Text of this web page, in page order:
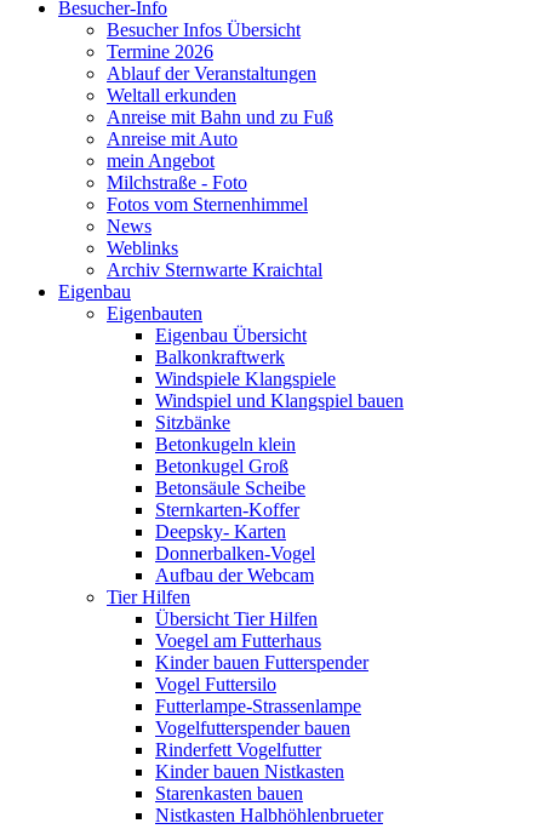
Besucher-Info
Besucher Infos Übersicht
Termine 2026
Ablauf der Veranstaltungen
Weltall erkunden
Anreise mit Bahn und zu Fuß
Anreise mit Auto
mein Angebot
Milchstraße - Foto
Fotos vom Sternenhimmel
News
Weblinks
Archiv Sternwarte Kraichtal
Eigenbau
Eigenbauten
Eigenbau Übersicht
Balkonkraftwerk
Windspiele Klangspiele
Windspiel und Klangspiel bauen
Sitzbänke
Betonkugeln klein
Betonkugel Groß
Betonsäule Scheibe
Sternkarten-Koffer
Deepsky- Karten
Donnerbalken-Vogel
Aufbau der Webcam
Tier Hilfen
Übersicht Tier Hilfen
Voegel am Futterhaus
Kinder bauen Futterspender
Vogel Futtersilo
Futterlampe-Strassenlampe
Vogelfutterspender bauen
Rinderfett Vogelfutter
Kinder bauen Nistkasten
Starenkasten bauen
Nistkasten Halbhöhlenbrueter